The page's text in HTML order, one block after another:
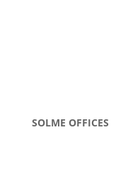
SOLME OFFICES